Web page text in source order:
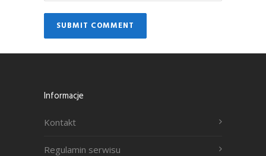
Informacje
Kontakt
Regulamin serwisu